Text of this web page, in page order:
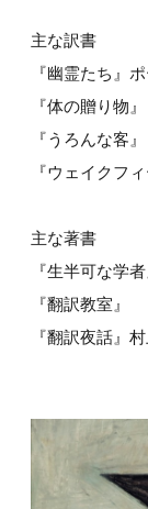
主な訳書
『幽霊たち』
『体の贈り物
『うろんな客
『ウェイクフ
主な著書
『生半可な学者
『翻訳教室』
『翻訳夜話』